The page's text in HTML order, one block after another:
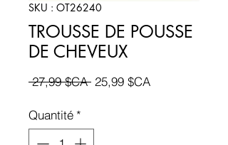
SKU : OT26240
TROUSSE DE POUSSE
DE CHEVEUX
27,99 $CA Prix
25,99 $CAPrix
Quantité *